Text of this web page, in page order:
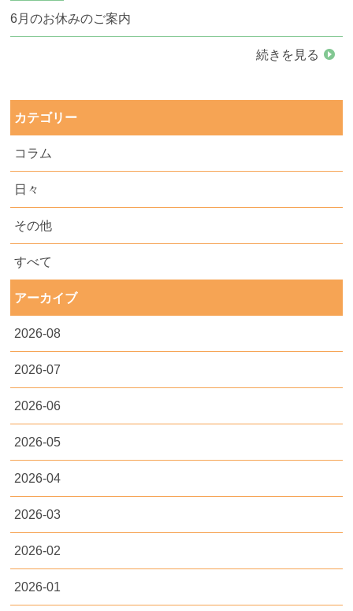
6月のお休みのご案内
続きを見る
カテゴリー
コラム
日々
その他
すべて
アーカイブ
2026-08
2026-07
2026-06
2026-05
2026-04
2026-03
2026-02
2026-01